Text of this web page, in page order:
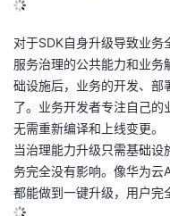
对于SDK自身升级导致业
服务治理的公共能力和业
础设施后，业务的开发、部
了。业务开发者专注自己
无需重新编译和上线变更。
当治理能力升级只需基础
务完全没有影响。像华为云
都能做到一键升级，用户完